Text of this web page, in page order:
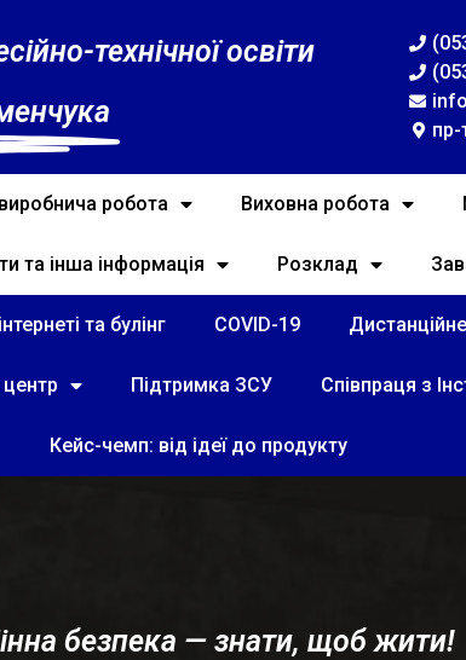
технічної освіти
пр-
робота Виховна робота
та інша інформація Розклад
та булінг COVID-19
центр Підтримка ЗСУ Співпраця з
Кейс-чемп: від ідеї до продукту
безпека — знати, щоб жити!